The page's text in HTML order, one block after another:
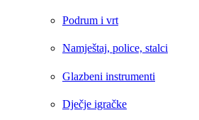
Podrum i vrt
Namještaj, police, stalci
Glazbeni instrumenti
Dječje igračke